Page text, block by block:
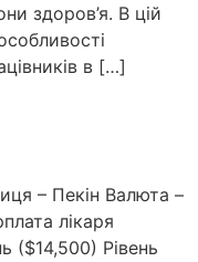
здоров’я. В цій
в […]
– Пекін Валюта –
лікаря
($14,500) Рівень